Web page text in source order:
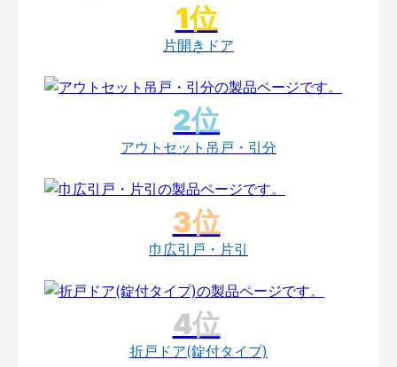
片開きドア
アウトセット吊戸・引分
巾広引戸・片引
折戸ドア(錠付タイプ)